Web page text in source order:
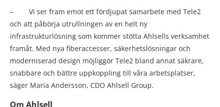
– Vi ser fram emot ett fördjupat samarbete med Tele2
och att påbörja utrullningen av en helt ny
infrastrukturlösning som kommer stötta Ahlsells verksamhet
framåt. Med nya fiberaccesser, säkerhetslösningar och
moderniserad design möjliggör Tele2 bland annat säkrare,
snabbare och bättre uppkoppling till våra arbetsplatser,
säger Maria Andersson, CDO Ahlsell Group.
Om Ahlsell